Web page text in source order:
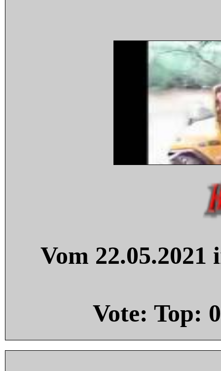
Vom
Vote: Top: 0